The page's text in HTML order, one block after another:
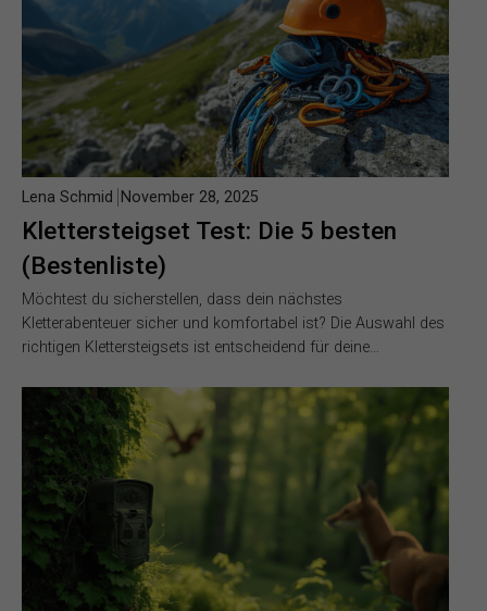
Klettersteigset Test: Die 5 besten
(Bestenliste)
Lena Schmid November 28, 2025
Möchtest du sicherstellen, dass dein nächstes
Kletterabenteuer sicher und komfortabel ist? Die Auswahl des
richtigen Klettersteigsets ist entscheidend für deine…